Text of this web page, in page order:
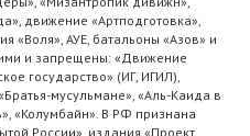
движение «Артподготовка»,
«Воля», АУЕ, батальоны «Азов» и
и запрещены: «Движение
государство» (ИГ, ИГИЛ),
мусульмане», «Аль-Каида в
«Колумбайн». В РФ признана
России», издания «Проект